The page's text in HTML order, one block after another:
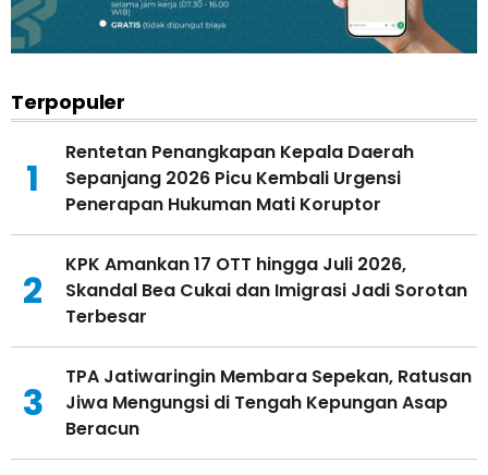
Terpopuler
1
Rentetan Penangkapan Kepala Daerah
Sepanjang 2026 Picu Kembali Urgensi
Penerapan Hukuman Mati Koruptor
2
KPK Amankan 17 OTT hingga Juli 2026,
Skandal Bea Cukai dan Imigrasi Jadi Sorotan
Terbesar
3
TPA Jatiwaringin Membara Sepekan, Ratusan
Jiwa Mengungsi di Tengah Kepungan Asap
Beracun